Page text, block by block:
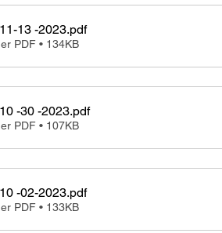
13 -2023.pdf
PDF • 134KB
-30 -2023.pdf
PDF • 107KB
-02-2023.pdf
PDF • 133KB